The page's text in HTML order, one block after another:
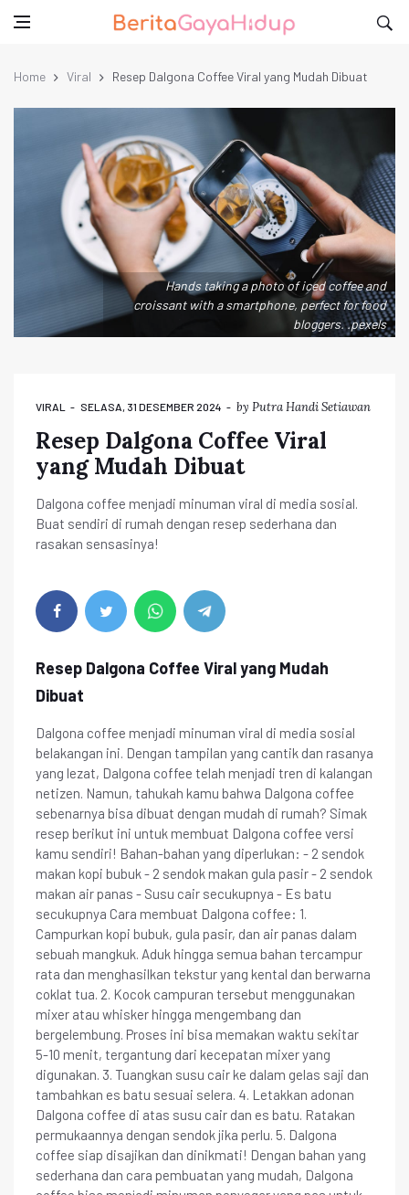
Home Viral Resep Dalgona Coffee Viral yang Mudah Dibuat
Hands taking a photo of iced coffee and
croissant with a smartphone, perfect for food
bloggers. .pexels
VIRAL SELASA, 31 DESEMBER 2024 by Putra Handi Setiawan
Resep Dalgona Coffee Viral
yang Mudah Dibuat
Dalgona coffee menjadi minuman viral di media sosial.
Buat sendiri di rumah dengan resep sederhana dan
rasakan sensasinya!
Resep Dalgona Coffee Viral yang Mudah
Dibuat
Dalgona coffee menjadi minuman viral di media sosial
belakangan ini. Dengan tampilan yang cantik dan rasanya
yang lezat, Dalgona coffee telah menjadi tren di kalangan
netizen. Namun, tahukah kamu bahwa Dalgona coffee
sebenarnya bisa dibuat dengan mudah di rumah? Simak
resep berikut ini untuk membuat Dalgona coffee versi
kamu sendiri! Bahan-bahan yang diperlukan: - 2 sendok
makan kopi bubuk - 2 sendok makan gula pasir - 2 sendok
makan air panas - Susu cair secukupnya - Es batu
secukupnya Cara membuat Dalgona coffee: 1.
Campurkan kopi bubuk, gula pasir, dan air panas dalam
sebuah mangkuk. Aduk hingga semua bahan tercampur
rata dan menghasilkan tekstur yang kental dan berwarna
coklat tua. 2. Kocok campuran tersebut menggunakan
mixer atau whisker hingga mengembang dan
bergelembung. Proses ini bisa memakan waktu sekitar
5-10 menit, tergantung dari kecepatan mixer yang
digunakan. 3. Tuangkan susu cair ke dalam gelas saji dan
tambahkan es batu sesuai selera. 4. Letakkan adonan
Dalgona coffee di atas susu cair dan es batu. Ratakan
permukaannya dengan sendok jika perlu. 5. Dalgona
coffee siap disajikan dan dinikmati! Dengan bahan yang
sederhana dan cara pembuatan yang mudah, Dalgona